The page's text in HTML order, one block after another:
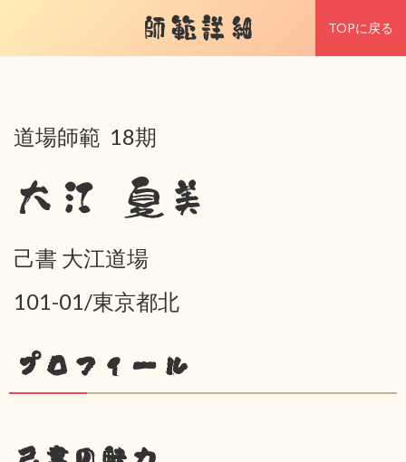
師範詳細 TOPに戻る
道場師範 18期
大江 夏美
己書 大江道場
101-01/東京都北
プロフィール